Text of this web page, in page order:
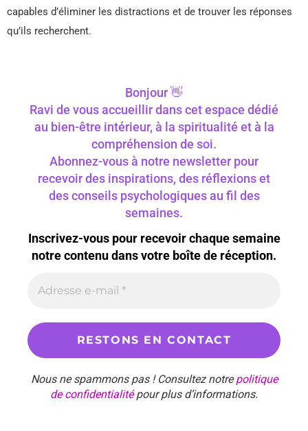
capables d’éliminer les distractions et de trouver les réponses
qu’ils recherchent.
Bonjour 👋
Ravi de vous accueillir dans cet espace dédié
au bien-être intérieur, à la spiritualité et à la
compréhension de soi.
Abonnez-vous à notre newsletter pour
recevoir des inspirations, des réflexions et
des conseils psychologiques au fil des
semaines.
Inscrivez-vous pour recevoir chaque semaine
notre contenu dans votre boîte de réception.
Nous ne spammons pas ! Consultez notrepolitique
de confidentialitépour plus d’informations.